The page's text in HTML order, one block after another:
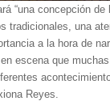
“una concepción de
tradicionales, una
a la hora de
escena que
Reyes.